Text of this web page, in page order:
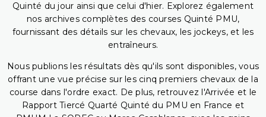
Quinté du jour ainsi que celui d'hier. Explorez également
nos archives complètes des courses Quinté PMU,
fournissant des détails sur les chevaux, les jockeys, et les
entraîneurs.
Nous publions les résultats dès qu'ils sont disponibles, vous
offrant une vue précise sur les cinq premiers chevaux de la
course dans l'ordre exact. De plus, retrouvez l'Arrivée et le
Rapport Tiercé Quarté Quinté du PMU en France et